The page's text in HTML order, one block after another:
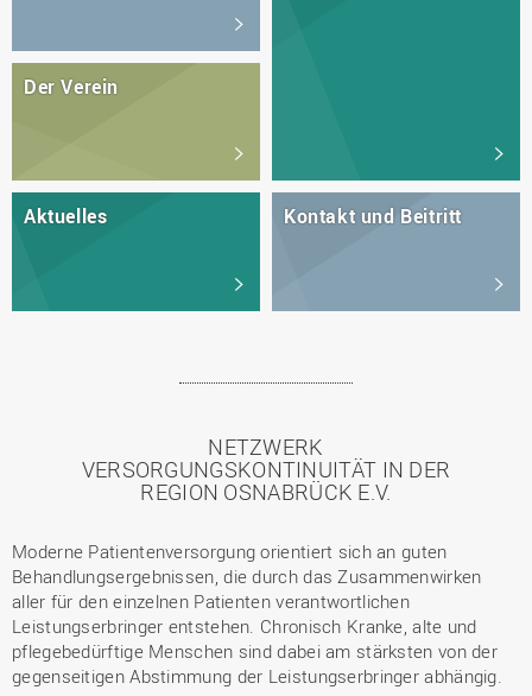
Der Verein
Aktuelles Kontakt und Beitritt
NETZWERK
VERSORGUNGSKONTINUITÄT IN DER
REGION OSNABRÜCK E.V.
Moderne Patientenversorgung orientiert sich an guten
Behandlungsergebnissen, die durch das Zusammenwirken
aller für den einzelnen Patienten verantwortlichen
Leistungserbringer entstehen. Chronisch Kranke, alte und
pflegebedürftige Menschen sind dabei am stärksten von der
gegenseitigen Abstimmung der Leistungserbringer abhängig.